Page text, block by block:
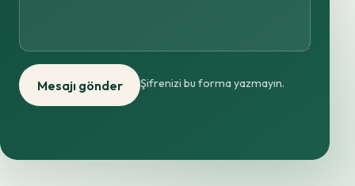
Mesajı gönder Şifrenizi bu forma yazmayın.